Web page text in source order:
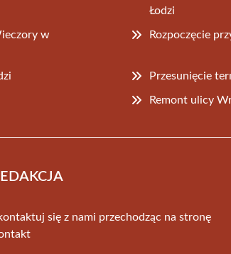
Łodzi
w
Rozpoczęcie
Przesunięcie
Remont ulicy
się z nami przechodząc na stronę